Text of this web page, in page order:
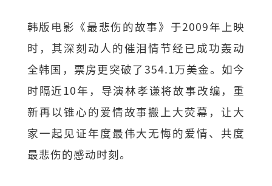
韩版电影《最悲伤的故事》于2009年上映
时，其深刻动人的催泪情节经已成功轰动
全韩国，票房更突破了354.1万美金。如今
时隔近10年，导演林孝谦将故事改编，重
新再以锥心的爱情故事搬上大荧幕，让大
家一起见证年度最伟大无悔的爱情、共度
最悲伤的感动时刻。